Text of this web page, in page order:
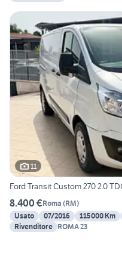
11
Ford Transit Custom 270 2.0
8.400 €Roma (RM)
Usato
07/2016 115000 Km
Rivenditore ROMA 23